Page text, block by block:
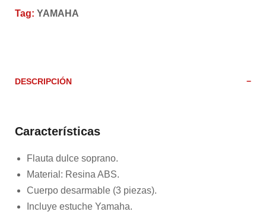
Tag: YAMAHA
DESCRIPCIÓN
Características
Flauta dulce soprano.
Material: Resina ABS.
Cuerpo desarmable (3 piezas).
Incluye estuche Yamaha.